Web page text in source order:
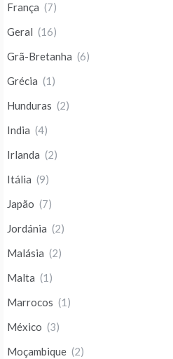
França (7)
Geral (16)
Grã-Bretanha (6)
Grécia (1)
Hunduras (2)
India (4)
Irlanda (2)
Itália (9)
Japão (7)
Jordánia (2)
Malásia (2)
Malta (1)
Marrocos (1)
México (3)
Moçambique (2)